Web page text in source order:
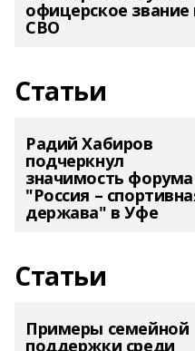
офицерское звание
СВО
Статьи
Радий Хабиров
подчеркнул
значимость форума
"Россия –
держава" в Уфе
Статьи
Примеры семейной
поддержки среди